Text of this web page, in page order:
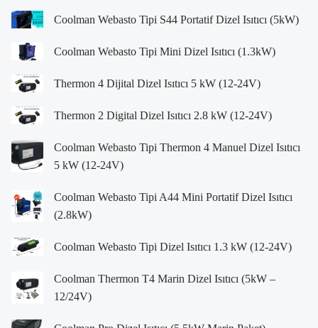
Coolman Webasto Tipi S44 Portatif Dizel Isıtıcı (5kW)
Coolman Webasto Tipi Mini Dizel Isıtıcı (1.3kW)
Thermon 4 Dijital Dizel Isıtıcı 5 kW (12-24V)
Thermon 2 Digital Dizel Isıtıcı 2.8 kW (12-24V)
Coolman Webasto Tipi Thermon 4 Manuel Dizel Isıtıcı
5 kW (12-24V)
Coolman Webasto Tipi A44 Mini Portatif Dizel Isıtıcı
(2.8kW)
Coolman Webasto Tipi Dizel Isıtıcı 1.3 kW (12-24V)
Coolman Thermon T4 Marin Dizel Isıtıcı (5kW –
12/24V)